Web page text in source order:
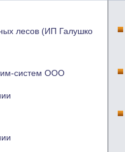
лесов (ИП Галушко
систем ООО